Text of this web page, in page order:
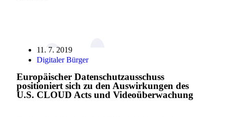
11. 7. 2019
Digitaler Bürger
Europäischer Datenschutzausschuss
positioniert sich zu den Auswirkungen des
U.S. CLOUD Acts und Videoüberwachung